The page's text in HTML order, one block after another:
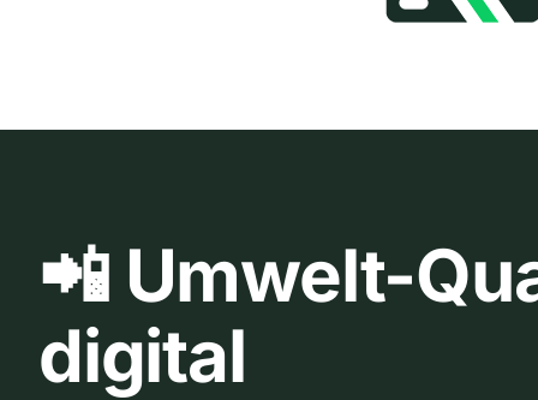
📲 Umwelt-
digital